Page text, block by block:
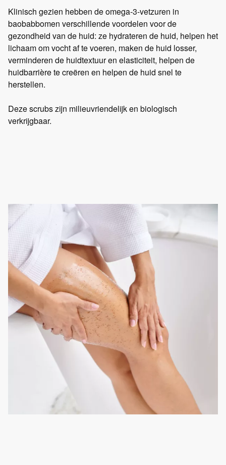
Klinisch gezien hebben de omega-3-vetzuren in
baobabbomen verschillende voordelen voor de
gezondheid van de huid: ze hydrateren de huid, helpen het
lichaam om vocht af te voeren, maken de huid losser,
verminderen de huidtextuur en elasticiteit, helpen de
huidbarrière te creëren en helpen de huid snel te
herstellen.
Deze scrubs zijn milieuvriendelijk en biologisch
verkrijgbaar.